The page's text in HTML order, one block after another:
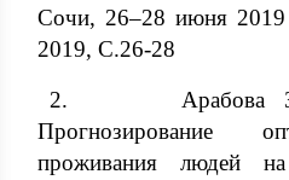
Сочи, 26–28 июня
2019, С.26-28
2. Арабова
Прогнозирование
проживания людей